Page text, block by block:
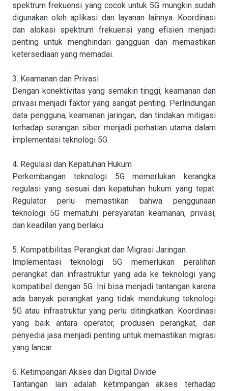
spektrum frekuensi yang cocok untuk 5G mungkin sudah
digunakan oleh aplikasi dan layanan lainnya. Koordinasi
dan alokasi spektrum frekuensi yang efisien menjadi
penting untuk menghindari gangguan dan memastikan
ketersediaan yang memadai.
3. Keamanan dan Privasi
Dengan konektivitas yang semakin tinggi, keamanan dan
privasi menjadi faktor yang sangat penting. Perlindungan
data pengguna, keamanan jaringan, dan tindakan mitigasi
terhadap serangan siber menjadi perhatian utama dalam
implementasi teknologi 5G.
4. Regulasi dan Kepatuhan Hukum
Perkembangan teknologi 5G memerlukan kerangka
regulasi yang sesuai dan kepatuhan hukum yang tepat.
Regulator perlu memastikan bahwa penggunaan
teknologi 5G mematuhi persyaratan keamanan, privasi,
dan keadilan yang berlaku.
5. Kompatibilitas Perangkat dan Migrasi Jaringan
Implementasi teknologi 5G memerlukan peralihan
perangkat dan infrastruktur yang ada ke teknologi yang
kompatibel dengan 5G. Ini bisa menjadi tantangan karena
ada banyak perangkat yang tidak mendukung teknologi
5G atau infrastruktur yang perlu ditingkatkan. Koordinasi
yang baik antara operator, produsen perangkat, dan
penyedia jasa menjadi penting untuk memastikan migrasi
yang lancar.
6. Ketimpangan Akses dan Digital Divide
Tantangan lain adalah ketimpangan akses terhadap